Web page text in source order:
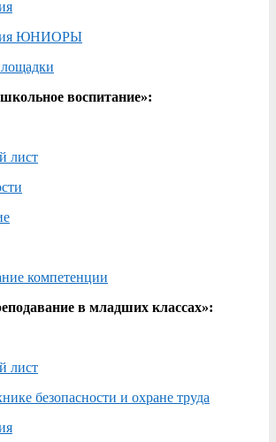
ЮНИОРЫ
воспитание»:
лист
компетенции
в младших классах»:
лист
безопасности и охране труда